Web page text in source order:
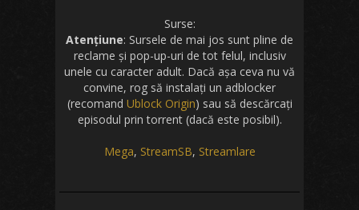
Surse:
Atențiune: Sursele de mai jos sunt pline de
reclame și pop-up-uri de tot felul, inclusiv
unele cu caracter adult. Dacă așa ceva nu vă
convine, rog să instalați un adblocker
(recomand Ublock Origin) sau să descărcați
episodul prin torrent (dacă este posibil).
Mega, StreamSB, Streamlare